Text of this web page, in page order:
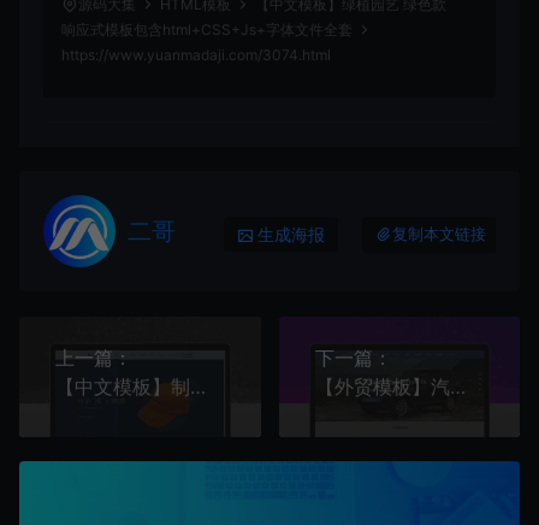
源码大集 HTML模板
【中文模板】绿植园艺 绿色款
响应式模板包含html+CSS+Js+字体文件全套
https://www.yuanmadaji.com/3074.html
二哥 生成海报 复制本文链接
上一篇：
【中文模板】制帽行业 紫色款 响应式模板包含html+CSS+Js+字体文件全套
下一篇：
【外贸模板】汽车行业 蓝色款 响应式模板